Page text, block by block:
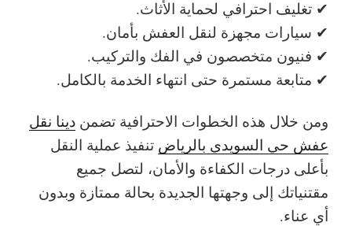
✔ تغليف احترافي لحماية الأثاث.
✔ سيارات مجهزة لنقل العفش بأمان.
✔ فنيون متخصصون في الفك والتركيب.
✔ متابعة مستمرة حتى انتهاء الخدمة بالكامل.
ومن خلال هذه الخطوات الاحترافية تضمن دينا نقل
عفش حي السويدي بالرياض تنفيذ عملية النقل
بأعلى درجات الكفاءة والأمان، لتصل جميع
مقتنياتك إلى وجهتها الجديدة بحالة ممتازة وبدون
أي عناء.